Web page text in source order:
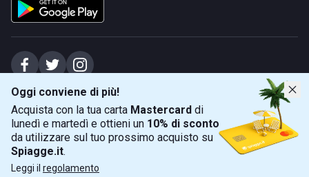
Oggi conviene di più!
Acquista con la tua carta Mastercard di
lunedì e martedì e ottieni un 10% di sconto
da utilizzare sul tuo prossimo acquisto su
Spiagge.it.
Leggi il regolamento
Spiagge Srl - Sede legale: Via Marecchiese 48, 47923 Rimini (RN), IT -
capitale sociale Euro 31245,57 - Iscritta al registro delle imprese di Rimini
Sede operativa: Via Flaminia 180, 47924 Rimini (RN), IT
+39 0541 772375
info@spiagge.it - p.i./c.f. 04536640404
© 2026 Spiagge Srl. Tutti i diritti riservati.